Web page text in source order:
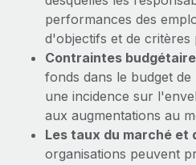
En savoir plus
Comment Phiture gère
répartis dans 19 pays
Phiture, un leader notable du
croissance mobile
En savoir plus
performances des
d'objectifs et de critères
Contraintes
fonds dans le budget
une incidence sur
aux augmentations au
Les taux du marché et
organisations peuvent